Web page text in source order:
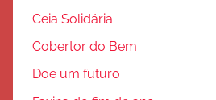
Ceia Solidária
Cobertor do Bem
Doe um futuro